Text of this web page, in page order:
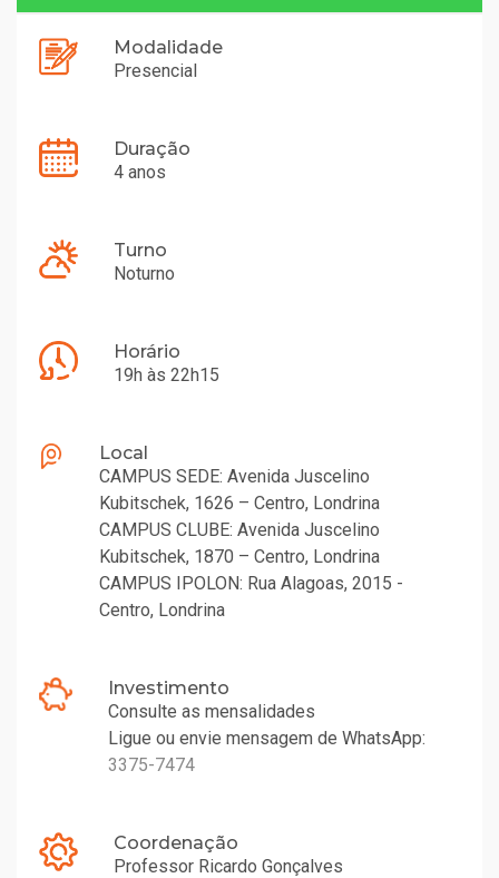
Modalidade
Presencial
Duração
4 anos
Turno
Noturno
Horário
19h às 22h15
Local
CAMPUS SEDE: Avenida Juscelino
Kubitschek, 1626 – Centro, Londrina
CAMPUS CLUBE: Avenida Juscelino
Kubitschek, 1870 – Centro, Londrina
CAMPUS IPOLON: Rua Alagoas, 2015 -
Centro, Londrina
Investimento
Consulte as mensalidades
Ligue ou envie mensagem de WhatsApp:
3375-7474
Coordenação
Professor Ricardo Gonçalves